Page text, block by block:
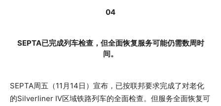
04
SEPTA已完成列车检查，但全面恢复服务可能仍需数周时
间。
SEPTA周五（11月14日）宣布，已按联邦要求完成了对老化
的Silverliner IV区域铁路列车的全面检查。但服务全面恢复可